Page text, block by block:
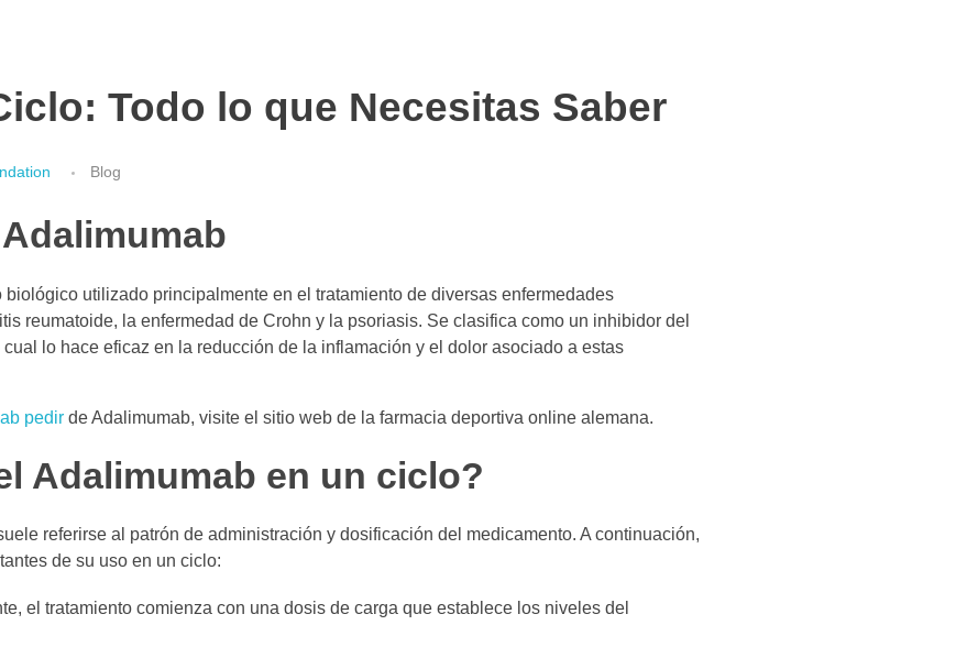
Todo lo que Necesitas Saber
Blog
utilizado principalmente en el tratamiento de diversas enfermedades
reumatoide, la enfermedad de Crohn y la psoriasis. Se clasifica como un inhibidor del
lo hace eficaz en la reducción de la inflamación y el dolor asociado a estas
pedir de Adalimumab, visite el sitio web de la farmacia deportiva online alemana.
Adalimumab en un ciclo?
referirse al patrón de administración y dosificación del medicamento. A continuación,
de su uso en un ciclo:
el tratamiento comienza con una dosis de carga que establece los niveles del